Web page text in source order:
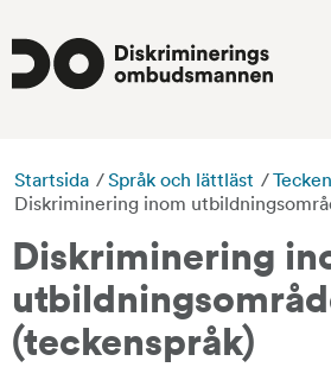
Startsida /Språk och lättläst /
Diskriminering inom
Diskriminering
(teckenspråk)